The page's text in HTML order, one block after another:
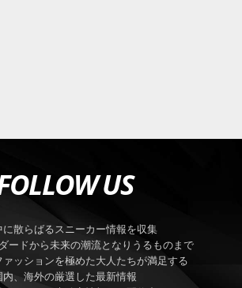
US
に散らばるスニーカー情報を収集
ードから未来の潮流となりうるものまで
ァッションを極めた大人たちが満足する
内、海外の厳選した最新情報